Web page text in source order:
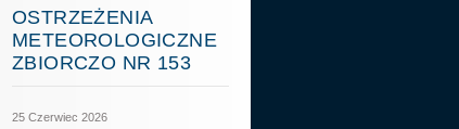
OSTRZEŻENIA
METEOROLOGICZNE
ZBIORCZO NR 153
25 Czerwiec 2026